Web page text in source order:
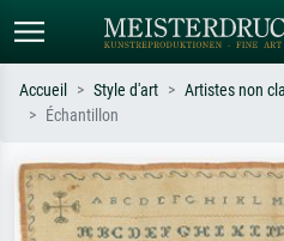
Recherchez par artiste, titre ou style –
ex. Monet, Nuit étoilée,
impressionnisme, vague de Hokusai,
Accueil Style d'art Artistes non
Échantillon